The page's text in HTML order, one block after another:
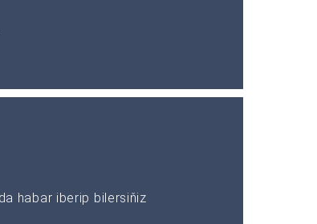
habar iberip bilersiňiz